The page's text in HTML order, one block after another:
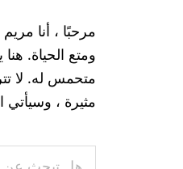
الجانبية
الرئيسية
مرحبًا ، أنا
ومتع الحياة.
متحمس له. لا
مثيرة ، وسيأتي